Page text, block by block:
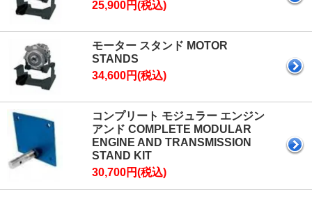
25,900円(税込)
モーター スタンド MOTOR
STANDS
34,600円(税込)
コンプリート モジュラー エンジン
アンド COMPLETE MODULAR
ENGINE AND TRANSMISSION
STAND KIT
30,700円(税込)